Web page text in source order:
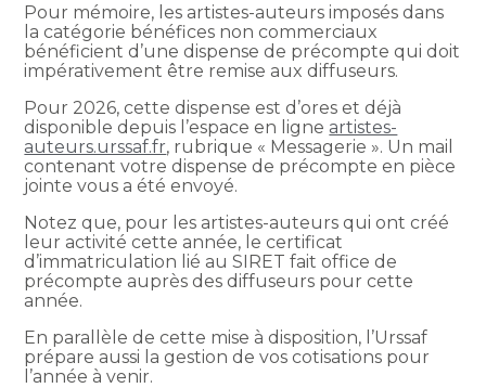
Pour mémoire, les artistes-auteurs imposés dans
la catégorie bénéfices non commerciaux
bénéficient d’une dispense de précompte qui doit
impérativement être remise aux diffuseurs.
Pour 2026, cette dispense est d’ores et déjà
disponible depuis l’espace en ligneartistes-
auteurs.urssaf.fr, rubrique « Messagerie ». Un mail
contenant votre dispense de précompte en pièce
jointe vous a été envoyé.
Notez que, pour les artistes-auteurs qui ont créé
leur activité cette année, le certificat
d’immatriculation lié au SIRET fait office de
précompte auprès des diffuseurs pour cette
année.
En parallèle de cette mise à disposition, l’Urssaf
prépare aussi la gestion de vos cotisations pour
l’année à venir.